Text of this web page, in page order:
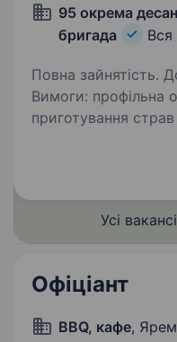
95 окрема
бригада
Вся
Повна зайнятість.
Вимоги: профільна освіта знання технології
приготування страв і
Усі
Офіціант
BBQ, кафе,